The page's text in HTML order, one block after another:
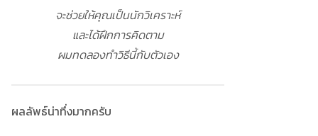
จะช่วยให้คุณเป็นนักวิเคราะห์
และได้ฝึกการคิดตาม
ผมทดลองทำวิธีนี้กับตัวเอง
ผลลัพธ์น่าทึ่งมากครับ